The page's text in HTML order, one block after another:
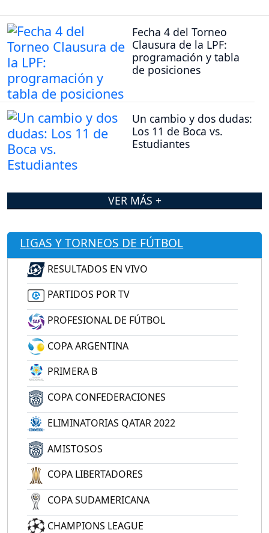
Fecha 4 del Torneo
Clausura de la LPF:
programación y tabla
de posiciones
Un cambio y dos dudas:
Los 11 de Boca vs.
Estudiantes
VER MÁS +
LIGAS Y TORNEOS DE FÚTBOL
RESULTADOS EN VIVO
PARTIDOS POR TV
PROFESIONAL DE FÚTBOL
COPA ARGENTINA
PRIMERA B
COPA CONFEDERACIONES
ELIMINATORIAS QATAR 2022
AMISTOSOS
COPA LIBERTADORES
COPA SUDAMERICANA
CHAMPIONS LEAGUE